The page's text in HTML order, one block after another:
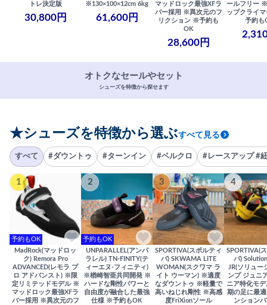
トレ決定版
30,800円
※130×100×12cm 6kg
61,600円
マッドロック最強XFラ
バー採用 ※異次元のフ
リクション ※予約も
OK
28,600円
ールフリー
ップクライ
予約も
オトクなセールやセット
シューズを特徴から探せます
★シューズを特徴から選ぶすべて見る
すべて #ダウントゥ #ターンイン #ベルクロ #レースアップ #
1
予約もOK
MadRock(マッドロッ
ク) Remora Pro
ADVANCED(レモラ プ
ロ アドバンスト) ※限
定リミテッドモデル ※
マッドロック最強XFラ
バー採用 ※異次元のフ
2
予約もOK
UNPARALLEL(アンパ
ラレル) TN-FINITY(テ
ィーエヌ-フィニティ)
※楢崎智亜共同開発 ※
ハードな剛性パワーと
自由度が融合した最強
仕様 ※予約もOK
3
SPORTIVA(スポルティ
バ) SKWAMA LITE
WOMAN(スクワマ ラ
イト ウーマン) ※適度
なダウントゥ ※軽量で
高いねじれ剛性 ※高感
度FriXionソール
4
SPORTIVA(
バ)
JR(ソリュー
ンプ ジュニ
ニア特化モ
期の足に最
ンション